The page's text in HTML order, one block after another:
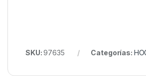
SKU:97635 Categorías: